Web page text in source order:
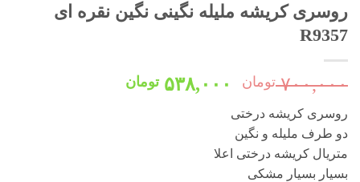
روسری کریشه ملیله نگینی نگین نقره ای
R9357
۷۰۰,۰۰۰ تومان
قیمت
۵۳۸,۰۰۰ تومان
روسری کریشه درختی
دو طرف ملیله و نگین
متریال کریشه درختی اعلا
بسیار بسیار مشکی